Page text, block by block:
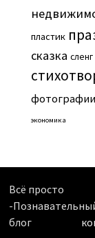
пластик
сказка сленг
фотографии
экономика
Всё просто
-
блог